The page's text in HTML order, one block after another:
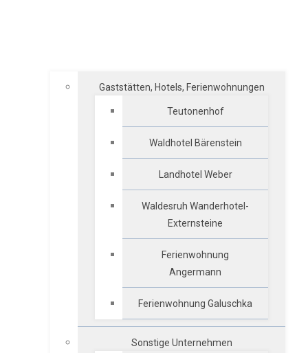
Gaststätten, Hotels, Ferienwohnungen
Teutonenhof
Waldhotel Bärenstein
Landhotel Weber
Waldesruh Wanderhotel-
Externsteine
Ferienwohnung
Angermann
Ferienwohnung Galuschka
Sonstige Unternehmen